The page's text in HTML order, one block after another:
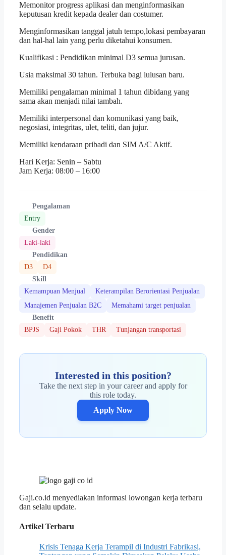
Memonitor progress aplikasi dan menginformasikan
keputusan kredit kepada dealer dan costumer.
Menginformasikan tanggal jatuh tempo,lokasi pembayaran
dan hal-hal lain yang perlu diketahui konsumen.
Kualifikasi : Pendidikan minimal D3 semua jurusan.
Usia maksimal 30 tahun. Terbuka bagi lulusan baru.
Memiliki pengalaman minimal 1 tahun dibidang yang
sama akan menjadi nilai tambah.
Memiliki interpersonal dan komunikasi yang baik,
negosiasi, integritas, ulet, teliti, dan jujur.
Memiliki kendaraan pribadi dan SIM A/C Aktif.
Hari Kerja: Senin – Sabtu
Jam Kerja: 08:00 – 16:00
Pengalaman
Entry
Gender
Laki-laki
Pendidikan
D3
D4
Skill
Kemampuan Menjual
Keterampilan Berorientasi Penjualan
Manajemen Penjualan B2C
Memahami target penjualan
Benefit
BPJS
Gaji Pokok THR Tunjangan transportasi
Interested in this position?
Take the next step in your career and apply for
this role today.
Apply Now
Gaji.co.id menyediakan informasi lowongan kerja terbaru
dan selalu update.
Artikel Terbaru
Krisis Tenaga Kerja Terampil di Industri Fabrikasi,